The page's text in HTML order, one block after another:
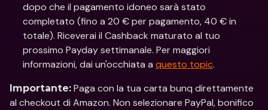
dopo che il pagamento idoneo sarà stato
completato (fino a 20 € per pagamento, 40 € in
totale). Riceverai il Cashback maturato al tuo
prossimo Payday settimanale. Per maggiori
informazioni, dai un'occhiata a questo topic.
Importante: Paga con la tua carta bunq direttamente
al checkout di Amazon. Non selezionare PayPal, bonifico